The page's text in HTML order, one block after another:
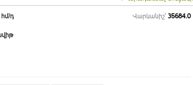
դ
Վարկանիշ՝ 35684.0